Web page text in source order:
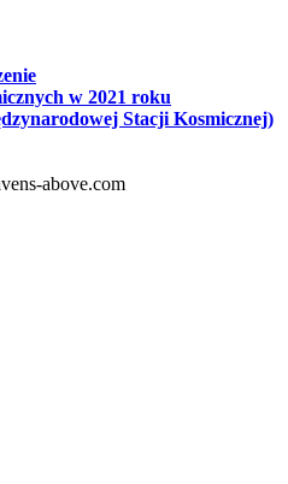
w 2021 roku
Stacji Kosmicznej)
above.com